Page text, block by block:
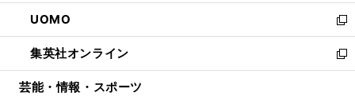
く
ウ
で
開
く
ン
ド
ウ
で
開
ウ
ィ
ン
ド
ウ
し
い
ウ
ィ
ン
UOMO
新
し
い
ウ
集英社オンライン
新
し
芸能・情報・スポーツ